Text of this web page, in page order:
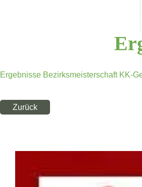
Ergebnisse Bezirksmeisterschaft KK-
Zurück